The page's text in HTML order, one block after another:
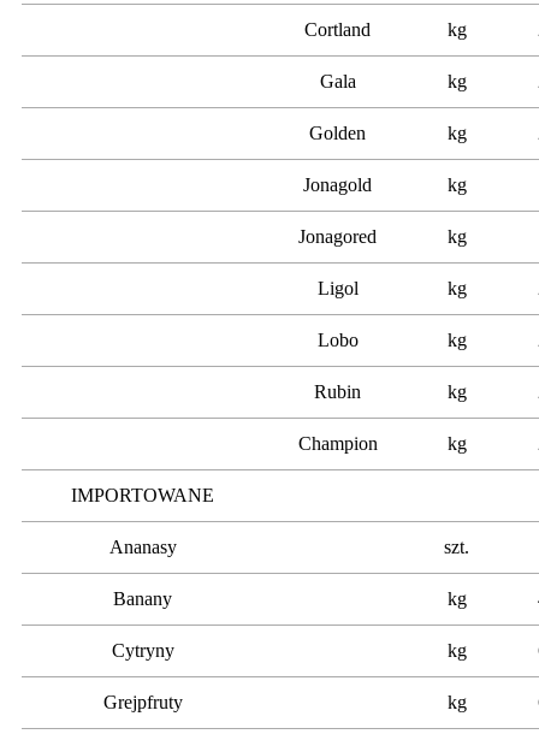
Cortland kg
Gala kg
Golden kg
Jonagold kg
Jonagored kg
Ligol kg
Lobo kg
Rubin kg
Champion kg
IMPORTOWANE
Ananasy szt.
Banany kg
Cytryny kg
Grejpfruty kg